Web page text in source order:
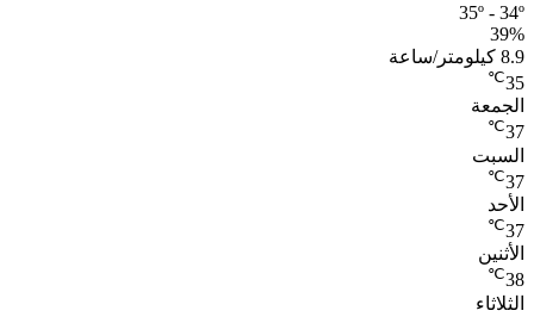
35º - 34º
39%
8.9 كيلومتر/ساعة
35
℃
الجمعة
37
℃
السبت
37
℃
الأحد
37
℃
الأثنين
38
℃
الثلاثاء